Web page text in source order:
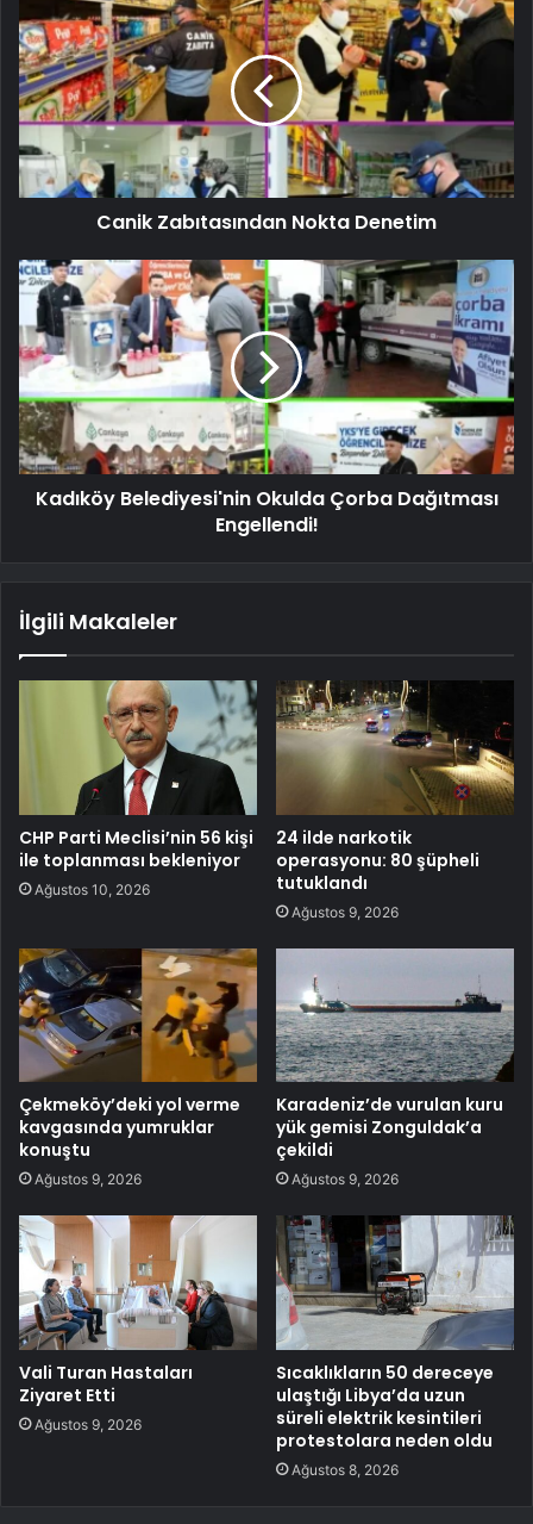
Canik Zabıtasından Nokta Denetim
Kadıköy Belediyesi'nin Okulda Çorba Dağıtması
Engellendi!
İlgili Makaleler
CHP Parti Meclisi’nin 56 kişi
ile toplanması bekleniyor
Ağustos 10, 2026
24 ilde narkotik
operasyonu: 80 şüpheli
tutuklandı
Ağustos 9, 2026
Çekmeköy’deki yol verme
kavgasında yumruklar
konuştu
Ağustos 9, 2026
Karadeniz’de vurulan kuru
yük gemisi Zonguldak’a
çekildi
Ağustos 9, 2026
Vali Turan Hastaları
Ziyaret Etti
Ağustos 9, 2026
Sıcaklıkların 50 dereceye
ulaştığı Libya’da uzun
süreli elektrik kesintileri
protestolara neden oldu
Ağustos 8, 2026